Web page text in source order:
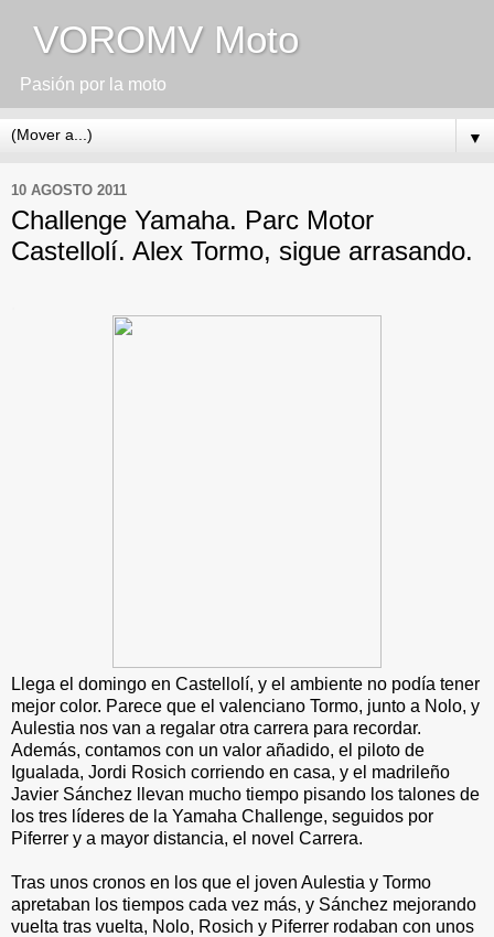
VOROMV Moto
Pasión por la moto
▼
10 AGOSTO 2011
Challenge Yamaha. Parc Motor
Castellolí. Alex Tormo, sigue arrasando.
Llega el domingo en Castellolí, y el ambiente no podía tener
mejor color. Parece que el valenciano Tormo, junto a Nolo, y
Aulestia nos van a regalar otra carrera para recordar.
Además, contamos con un valor añadido, el piloto de
Igualada, Jordi Rosich corriendo en casa, y el madrileño
Javier Sánchez llevan mucho tiempo pisando los talones de
los tres líderes de la Yamaha Challenge, seguidos por
Piferrer y a mayor distancia, el novel Carrera.
Tras unos cronos en los que el joven Aulestia y Tormo
apretaban los tiempos cada vez más, y Sánchez mejorando
vuelta tras vuelta, Nolo, Rosich y Piferrer rodaban con unos